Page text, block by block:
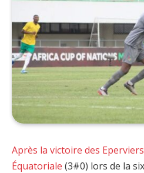
Après la victoire des
Équatoriale (3#0) lors de la